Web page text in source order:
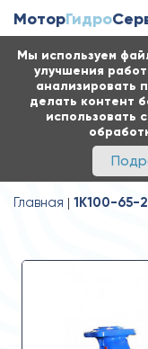
Мы используем
улучшения
анализировать
делать контент
использовать
МоторГидро
Главная 1К100-65-